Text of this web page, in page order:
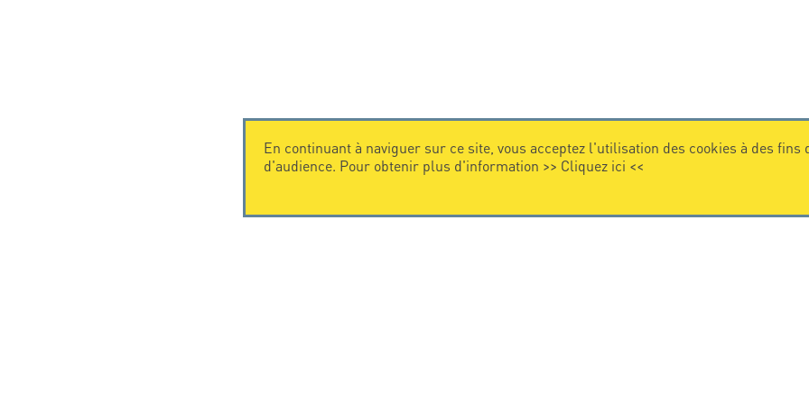
En continuant à naviguer sur ce site, vous acceptez l'utilisation des cookies à des fins
d'audience. Pour obtenir plus d'information >> Cliquez ici <<